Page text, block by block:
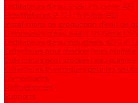
Distillateurs d'eau, 2-25 l / h (Série АE)
Bidistillateurs, 2-12 l / h (Série BE)
Installations de production d'eau de
Déioniseurs d'eau, 5-60 l / h (Série
Distillateurs d'eau industriels, 40-210 l
Collecteurs pour stocker l'eau purifiée
Collecteurs pour stocker l'eau purifiée
Collecteurs thermiques pour les
Composants
Refroidisseurs
Supports